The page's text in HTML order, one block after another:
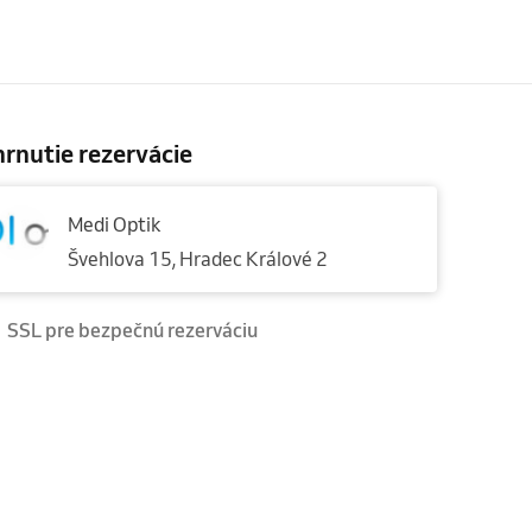
rezervácie
Medi Optik
Švehlova 15, Hradec Králové 2
SSL pre bezpečnú rezerváciu